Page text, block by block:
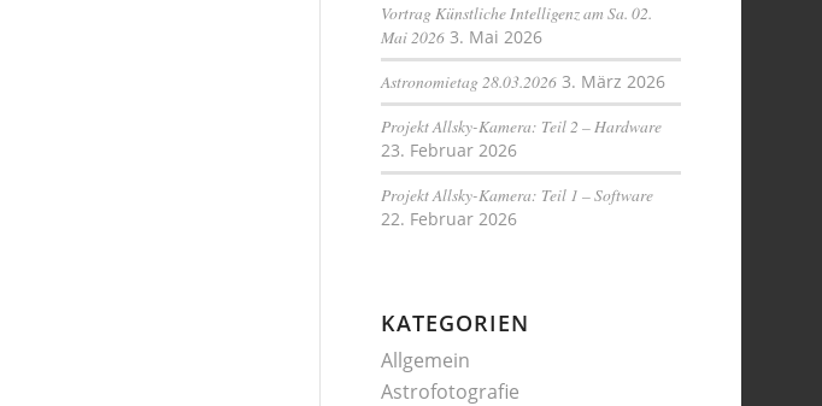
Vortrag Künstliche Intelligenz am Sa. 02.
Mai 2026 3. Mai 2026
Astronomietag 28.03.2026 3. März 2026
Projekt Allsky-Kamera: Teil 2 – Hardware
23. Februar 2026
Projekt Allsky-Kamera: Teil 1 – Software
22. Februar 2026
KATEGORIEN
Allgemein
Astrofotografie